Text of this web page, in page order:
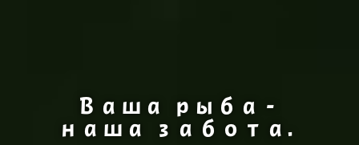
Ваша рыба -
наша забота.